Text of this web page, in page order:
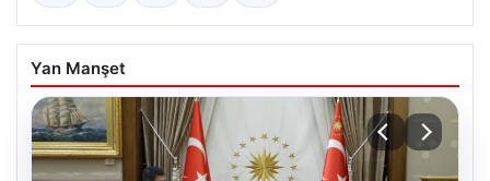
Yan Manşet